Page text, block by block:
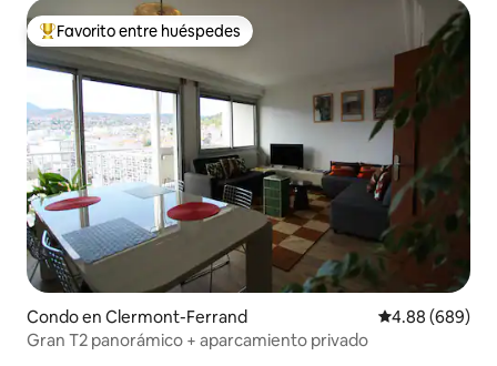
Favorito entre huéspedes preferido
Favorito entre huéspedes
Condo en Clermont-Ferrand Calificación
4.88 (689)
Gran T2 panorámico + aparcamiento privado